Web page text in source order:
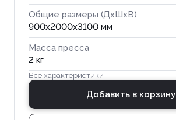
Общие размеры (ДхШхВ)
900x2000x3100 мм
Масса пресса
2 кг
Все характеристики
Добавить в корзину